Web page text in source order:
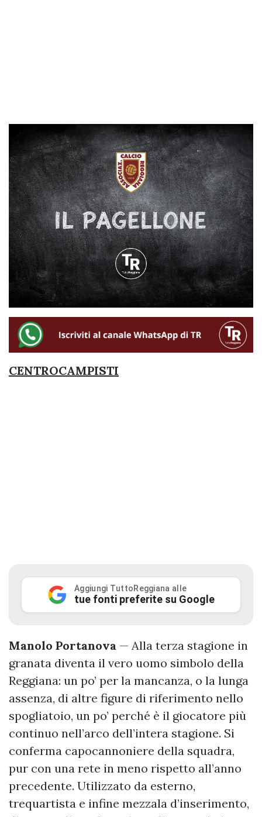
CENTROCAMPISTI
Aggiungi TuttoReggiana alle
tue fonti preferite su Google
Manolo Portanova — Alla terza stagione in
granata diventa il vero uomo simbolo della
Reggiana: un po’ per la mancanza, o la lunga
assenza, di altre figure di riferimento nello
spogliatoio, un po’ perché è il giocatore più
continuo nell’arco dell’intera stagione. Si
conferma capocannoniere della squadra,
pur con una rete in meno rispetto all’anno
precedente. Utilizzato da esterno,
trequartista e infine mezzala d’inserimento,